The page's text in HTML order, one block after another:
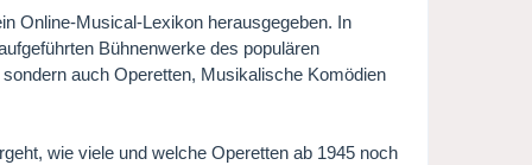
Online-Musical-Lexikon herausgegeben. In
Bühnenwerke des populären
auch Operetten, Musikalische Komödien
wie viele und welche Operetten ab 1945 noch